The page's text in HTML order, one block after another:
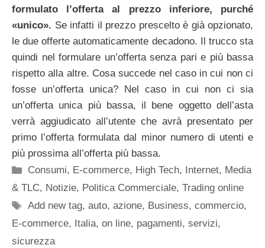
formulato l’offerta al prezzo inferiore, purché
«unico». Se infatti il prezzo prescelto è già opzionato,
le due offerte automaticamente decadono. Il trucco sta
quindi nel formulare un’offerta senza pari e più bassa
rispetto alla altre. Cosa succede nel caso in cui non ci
fosse un’offerta unica? Nel caso in cui non ci sia
un’offerta unica più bassa, il bene oggetto dell’asta
verrà aggiudicato all’utente che avrà presentato per
primo l’offerta formulata dal minor numero di utenti e
più prossima all’offerta più bassa.
Categorie
Consumi, E-commerce, High Tech, Internet, Media
& TLC, Notizie, Politica Commerciale, Trading online
Tag
Add new tag,auto,azione, Business,commercio,
E-commerce, Italia, on line, pagamenti, servizi,
sicurezza